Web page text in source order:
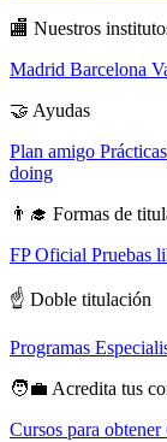
🏬 Nuestros
Madrid Barcelona
🤝 Ayudas
Plan amigo
doing
👨‍🎓 Formas de
FP Oficial Pruebas
☝️ Doble titulación
Programas
🧑‍💼 Acredita tus
Cursos para